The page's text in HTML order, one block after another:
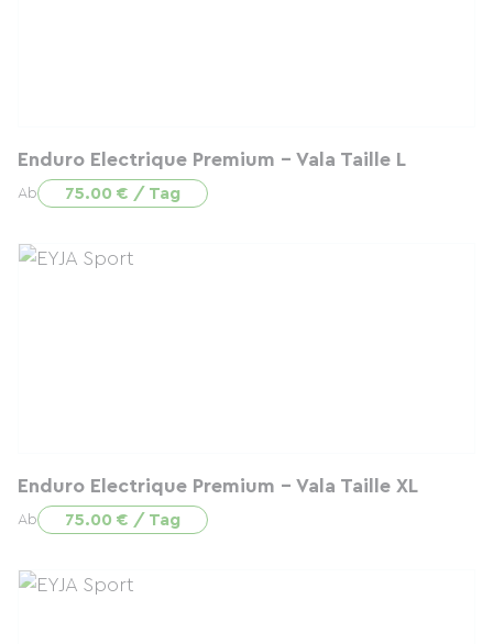
Enduro Electrique Premium - Vala Taille L
Ab 75.00 € / Tag
Enduro Electrique Premium - Vala Taille XL
Ab 75.00 € / Tag